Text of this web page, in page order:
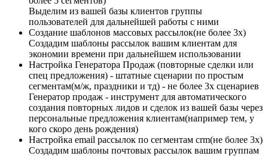
Выделим из вашей базы клиентов группы
пользователей для дальнейшей работы с ними
Создание шаблонов массовых рассылок(не более 3х)​
Создадим шаблоны рассылок вашим клиентам для
экономии времени при дальнейшем использовании
Настройка Генератора Продаж (повторные сделки или
спец предложения) - штатные сценарии по простым
сегментам(м/ж, праздники и тд) - не более 3х сценариев
Генератор продаж - инструмент для автоматического
создания повторных лидов и сделок из вашей базы через
персональные предложения клиентам(например тем, у
кого скоро день рождения)
Настройка email рассылок по сегментам crm(не более 3х)
Создадим шаблоны почтовых рассылок вашим группам